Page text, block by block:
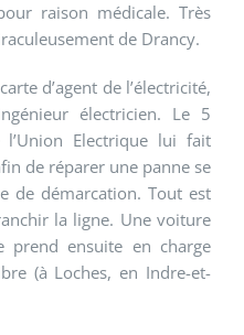
raison médicale. Très
de Drancy.
d’agent de l’électricité,
électricien. Le 5
Electrique lui fait
de réparer une panne se
de démarcation. Tout est
la ligne. Une voiture
prend ensuite en charge
(à Loches, en Indre-et-